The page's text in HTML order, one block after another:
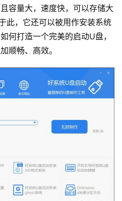
容量大，速度快，可以存储大
此，它还可以被用作安装系统
何打造一个完美的启动U盘，
顺畅、高效。